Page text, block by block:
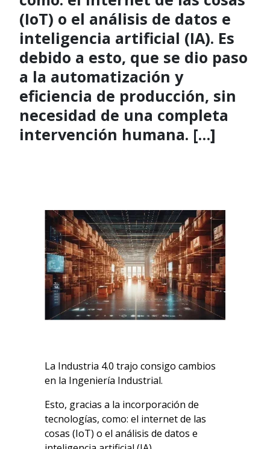
(IoT) o el análisis de datos e
inteligencia artificial (IA). Es
debido a esto, que se dio paso
a la automatización y
eficiencia de producción, sin
necesidad de una completa
intervención humana. […]
La Industria 4.0 trajo consigo cambios
en la Ingeniería Industrial.
Esto, gracias a la incorporación de
tecnologías, como: el internet de las
cosas (IoT) o el análisis de datos e